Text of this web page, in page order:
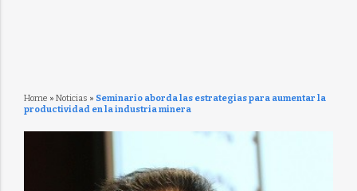
Home » Noticias » Seminario aborda las estrategias para aumentar la
productividad en la industria minera